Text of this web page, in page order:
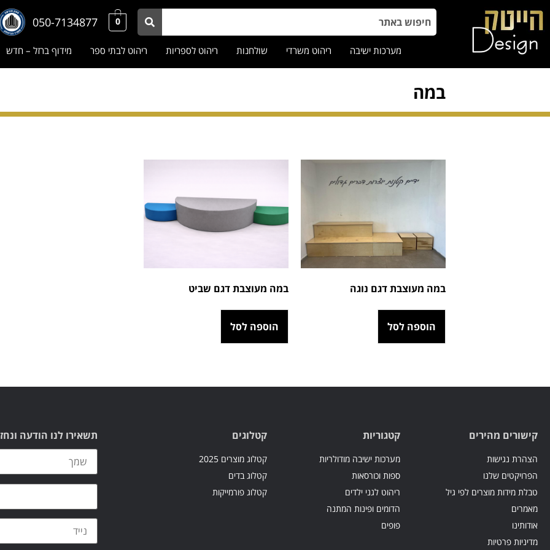
0
050-7134877
מערכות ישיבה ריהוט משרדי שולחנות ריהוט לספריות ריהוט לבתי ספר מידוף ברזל – חדש
במה
במה מעוצבת דגם נוגה
הוספה לסל
במה מעוצבת דגם שביט
הוספה לסל
קישורים מהירים
הצהרת נגישות
הפרויקטים שלנו
טבלת מידות מוצרים לפי גיל
מאמרים
אודותינו
מדיניות פרטיות
קטגוריות
מערכות ישיבה מודולריות
ספות וכורסאות
ריהוט לגני ילדים
הדומים ופינות המתנה
פופים
קטלוגים
קטלוג מוצרים 2025
קטלוג בדים
קטלוג פורמייקות
תשאירו לנו הודעה